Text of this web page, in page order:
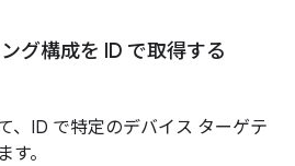
グ構成を ID で取得する
、ID で特定のデバイス ターゲテ
。